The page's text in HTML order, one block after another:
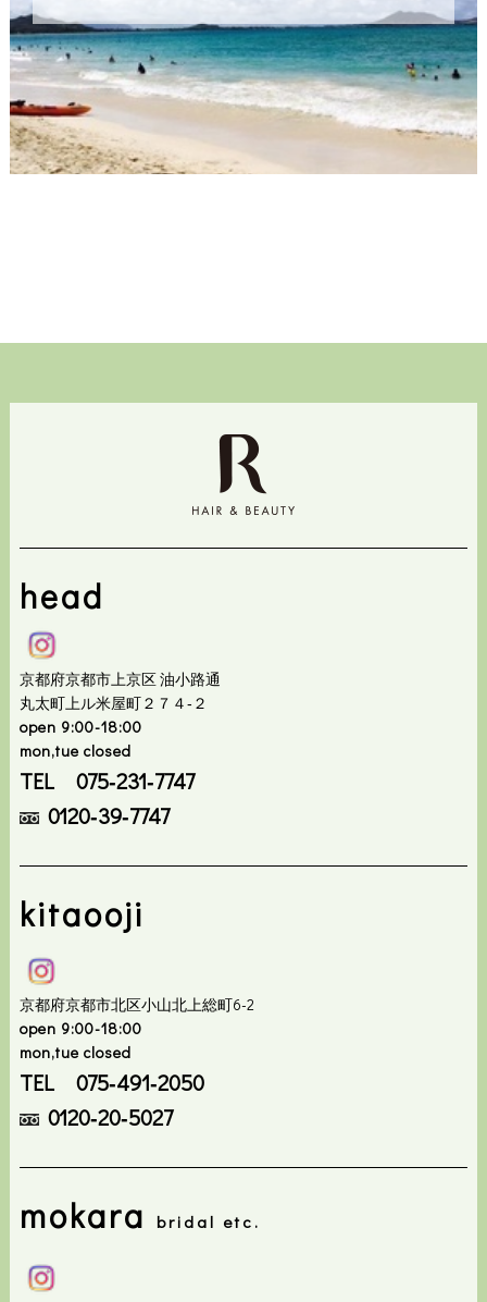
head
京都府京都市上京区 油小路通
丸太町上ル米屋町２７４‐２
open 9:00-18:00
mon,tue closed
TEL 075‐231‐7747
0120‐39‐7747
kitaooji
京都府京都市北区小山北上総町6-2
open 9:00-18:00
mon,tue closed
TEL 075‐491‐2050
0120‐20‐5027
mokara bridal etc.